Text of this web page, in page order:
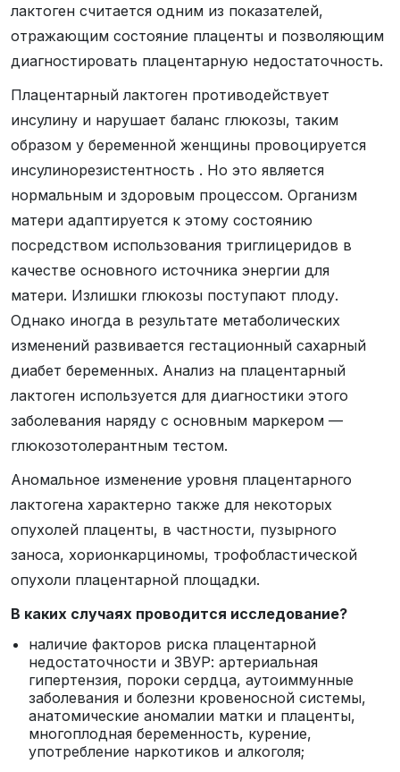
лактоген считается одним из показателей,
отражающим состояние плаценты и позволяющим
диагностировать плацентарную недостаточность.
Плацентарный лактоген противодействует
инсулину и нарушает баланс глюкозы, таким
образом у беременной женщины провоцируется
инсулинорезистентность . Но это является
нормальным и здоровым процессом. Организм
матери адаптируется к этому состоянию
посредством использования триглицеридов в
качестве основного источника энергии для
матери. Излишки глюкозы поступают плоду.
Однако иногда в результате метаболических
изменений развивается гестационный сахарный
диабет беременных. Анализ на плацентарный
лактоген используется для диагностики этого
заболевания наряду с основным маркером —
глюкозотолерантным тестом.
Аномальное изменение уровня плацентарного
лактогена характерно также для некоторых
опухолей плаценты, в частности, пузырного
заноса, хорионкарциномы, трофобластической
опухоли плацентарной площадки.
В каких случаях проводится исследование?
наличие факторов риска плацентарной
недостаточности и ЗВУР: артериальная
гипертензия, пороки сердца, аутоиммунные
заболевания и болезни кровеносной системы,
анатомические аномалии матки и плаценты,
многоплодная беременность, курение,
употребление наркотиков и алкоголя;